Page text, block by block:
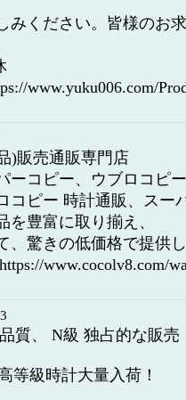
みください。皆様のお
www.yuku006.com/
)販売通販専門店
ーコピー、ウブロコピ
コピー 時計通販、スー
豊富に取り揃え、
、驚きの低価格で提供
www.cocolv8.com/
質、 N級 独占的な販売
等級時計大量入荷！